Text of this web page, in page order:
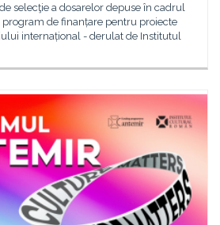
selecţie a dosarelor depuse în cadrul
de finanțare pentru proiecte
internațional - derulat de Institutul